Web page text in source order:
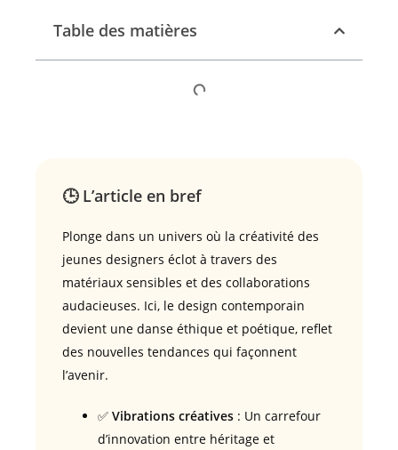
Table des matières
🕒 L’article en bref
Plonge dans un univers où la créativité des
jeunes designers éclot à travers des
matériaux sensibles et des collaborations
audacieuses. Ici, le design contemporain
devient une danse éthique et poétique, reflet
des nouvelles tendances qui façonnent
l’avenir.
✅ Vibrations créatives : Un carrefour
d’innovation entre héritage et